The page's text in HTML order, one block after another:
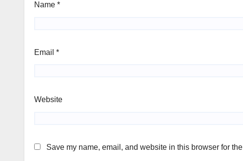
Name *
Email *
Website
Save my name, email, and website in this browser for